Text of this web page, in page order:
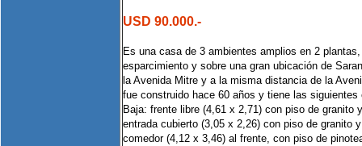
USD 90.000.-
Es una casa de 3 ambientes amplios en 2
esparcimiento y sobre una gran ubicación de
la Avenida Mitre y a la misma distancia de la
fue construido hace 60 años y tiene las siguientes
Baja: frente libre (4,61 x 2,71) con piso de granito
entrada cubierto (3,05 x 2,26) con piso de granito
comedor (4,12 x 3,46) al frente, con piso de